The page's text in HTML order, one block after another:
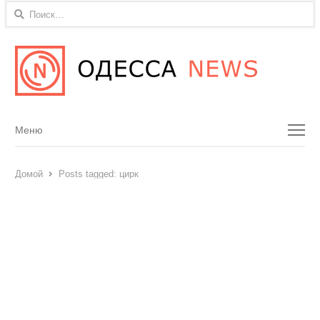
Найти:
Menu
Меню
Домой Posts tagged: цирк